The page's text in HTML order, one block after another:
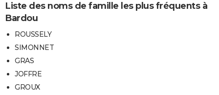
Liste des noms de famille les plus fréquents à
Bardou
ROUSSELY
SIMONNET
GRAS
JOFFRE
GROUX